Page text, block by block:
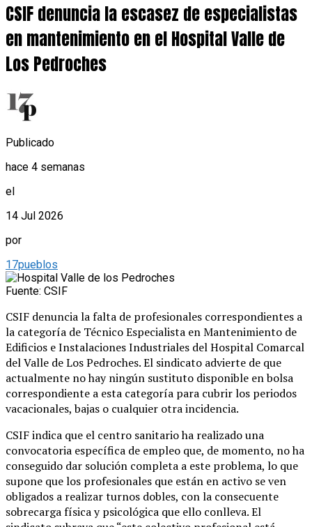
CSIF denuncia la escasez de especialistas
en mantenimiento en el Hospital Valle de
Los Pedroches
Publicado
hace 4 semanas
el
14 Jul 2026
por
17pueblos
Fuente: CSIF
CSIF denuncia la falta de profesionales correspondientes a
la categoría de Técnico Especialista en Mantenimiento de
Edificios e Instalaciones Industriales del Hospital Comarcal
del Valle de Los Pedroches. El sindicato advierte de que
actualmente no hay ningún sustituto disponible en bolsa
correspondiente a esta categoría para cubrir los periodos
vacacionales, bajas o cualquier otra incidencia.
CSIF indica que el centro sanitario ha realizado una
convocatoria específica de empleo que, de momento, no ha
conseguido dar solución completa a este problema, lo que
supone que los profesionales que están en activo se ven
obligados a realizar turnos dobles, con la consecuente
sobrecarga física y psicológica que ello conlleva. El